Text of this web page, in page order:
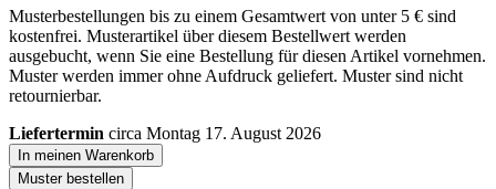
Musterbestellungen bis zu einem Gesamtwert von unter 5 € sind
kostenfrei. Musterartikel über diesem Bestellwert werden
ausgebucht, wenn Sie eine Bestellung für diesen Artikel vornehmen.
Muster werden immer ohne Aufdruck geliefert. Muster sind nicht
retournierbar.
Liefertermin circa Montag 17. August 2026
In meinen Warenkorb
Muster bestellen